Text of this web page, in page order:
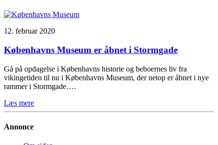
12. februar 2020
Københavns Museum er åbnet i Stormgade
Gå på opdagelse i Københavns historie og beboernes liv fra
vikingetiden til nu i Københavns Museum, der netop er åbnet i nye
rammer i Stormgade….
Læs mere
Annonce